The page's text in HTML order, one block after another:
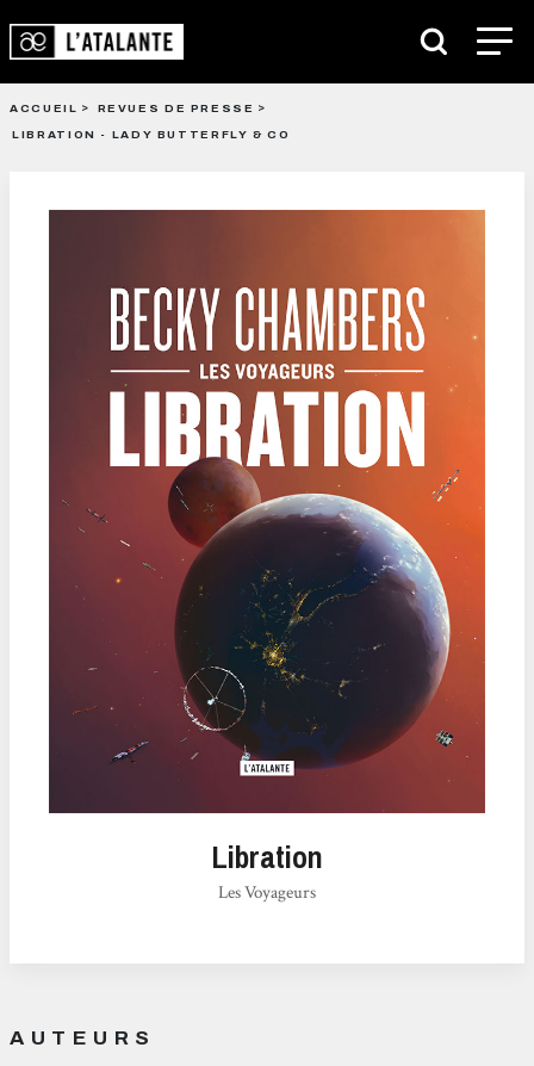
ACCUEIL
REVUES DE PRESSE
LIBRATION - LADY BUTTERFLY & CO
Libration
Les Voyageurs
AUTEURS